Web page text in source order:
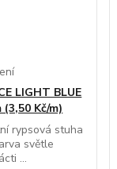
LIGHT BLUE
Kč/m)
rypsová stuha
světle
...